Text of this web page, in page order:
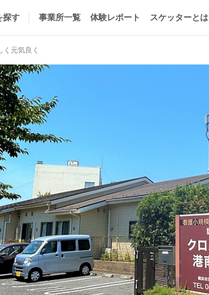
探す 事業所一覧 体験レポート スケッターとは
く元気良く